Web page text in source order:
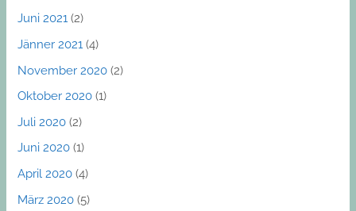
Juni 2021 (2)
Jänner 2021 (4)
November 2020 (2)
Oktober 2020 (1)
Juli 2020 (2)
Juni 2020 (1)
April 2020 (4)
März 2020 (5)